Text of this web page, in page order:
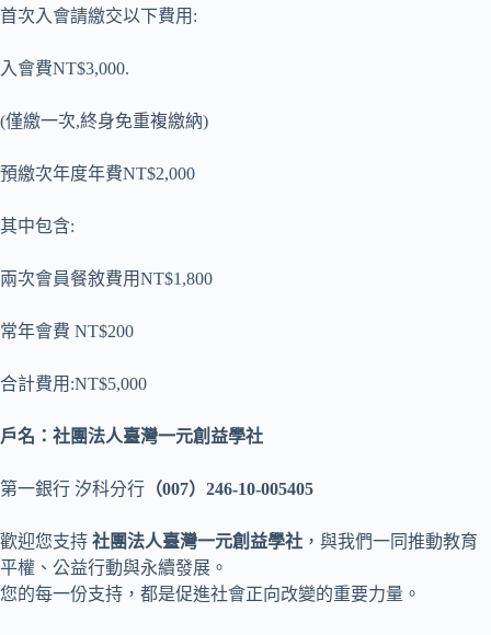
首次入會請繳交以下費用:
入會費NT$3,000.
(僅繳一次,終身免重複繳納)
預繳次年度年費NT$2,000
其中包含:
兩次會員餐敘費用NT$1,800
常年會費 NT$200
合計費用:NT$5,000
戶名：社團法人臺灣一元創益學社
第一銀行 汐科分行 （007）246-10-005405
歡迎您支持 社團法人臺灣一元創益學社 ，與我們一同推動教育
平權、公益行動與永續發展。
您的每一份支持，都是促進社會正向改變的重要力量。